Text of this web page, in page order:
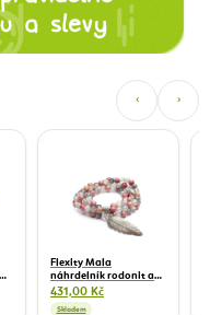
‹ ›
Flexity Mala
náhrdelník rodonit a
šedý křemen s pírkem,
108 korálků
431,00 Kč
Skladem